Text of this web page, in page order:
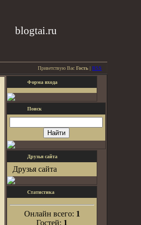
blogtai.ru
Приветствую Вас Гость | RSS
Форма входа
Поиск
Друзья сайта
Друзья сайта
Статистика
Онлайн всего: 1
Гостей: 1